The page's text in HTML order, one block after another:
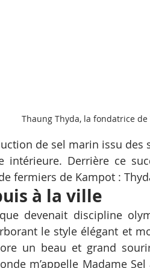
Thaung Thyda, la fondatrice
de sel marin issu
intérieure. Derrière ce
fermiers de Kampot :
à la ville
devenait discipline
le style élégant et
un beau et grand
m’appelle Madame